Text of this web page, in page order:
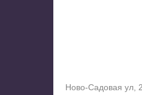
Ново-Садовая ул,